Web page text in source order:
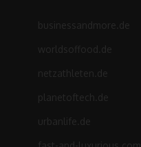
businessandmore.de
worldsoffood.de
netzathleten.de
planetoftech.de
urbanlife.de